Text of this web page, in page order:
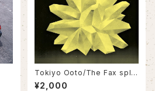
Tokiyo Ooto/The Fax split
7inch
¥2,000